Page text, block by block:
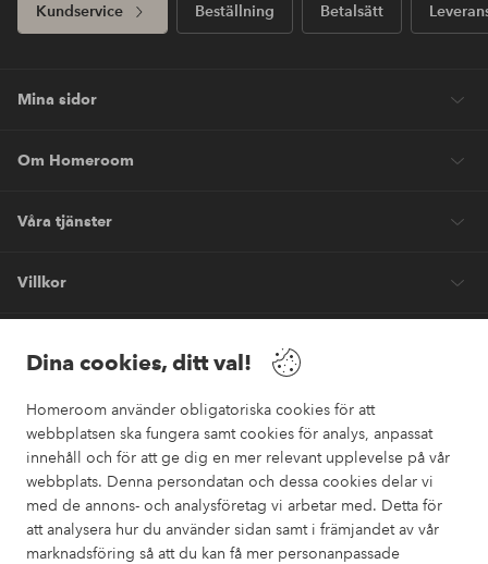
Dina cookies, ditt val!
Homeroom använder obligatoriska cookies för att
webbplatsen ska fungera samt cookies för analys, anpassat
innehåll och för att ge dig en mer relevant upplevelse på vår
webbplats. Denna persondatan och dessa cookies delar vi
med de annons- och analysföretag vi arbetar med. Detta för
att analysera hur du använder sidan samt i främjandet av vår
marknadsföring så att du kan få mer personanpassade
Kundservice Beställning Betalsätt
Mina sidor
Om Homeroom
Våra tjänster
Villkor
Säkra betalningar
Vill du veta mer om våra betalalternativ ?
elpy